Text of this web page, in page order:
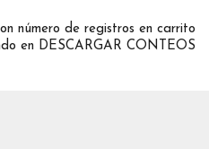
número de registros en carrito
en DESCARGAR CONTEOS